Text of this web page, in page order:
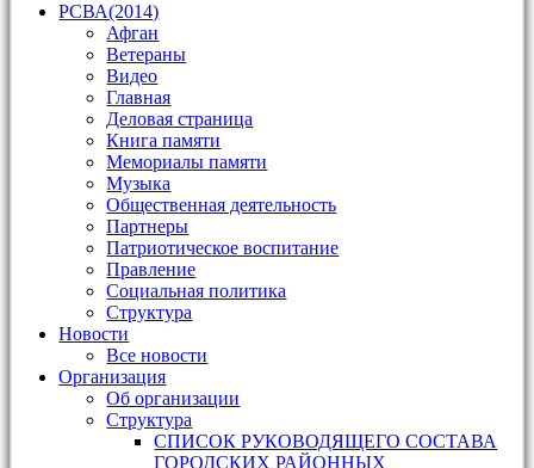
РСВА(2014)
Афган
Ветераны
Видео
Главная
Деловая страница
Книга памяти
Мемориалы памяти
Музыка
Общественная деятельность
Партнеры
Патриотическое воспитание
Правление
Социальная политика
Структура
Новости
Все новости
Организация
Об организации
Структура
СПИСОК РУКОВОДЯЩЕГО СОСТАВА
ГОРОДСКИХ РАЙОННЫХ